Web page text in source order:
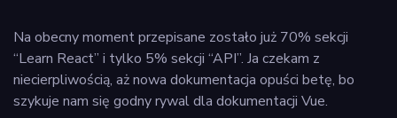
Na obecny moment przepisane zostało już 70% sekcji
“Learn React” i tylko 5% sekcji “API”. Ja czekam z
niecierpliwością, aż nowa dokumentacja opuści betę, bo
szykuje nam się godny rywal dla dokumentacji Vue.